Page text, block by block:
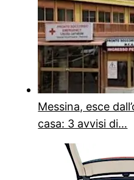
Messina, esce
casa: 3 avvisi di…